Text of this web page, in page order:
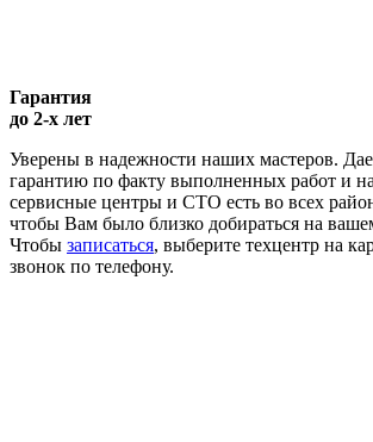
Гарантия
до 2-х лет
Уверены в надежности наших мастеров.
гарантию по факту выполненных работ и
сервисные центры и СТО есть во всех
чтобы Вам было близко добираться на
Чтобы записаться, выберите техцентр на
звонок по телефону.